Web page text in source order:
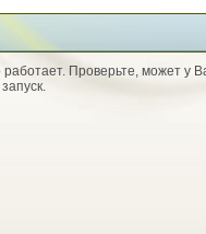
работает. Проверьте, может у